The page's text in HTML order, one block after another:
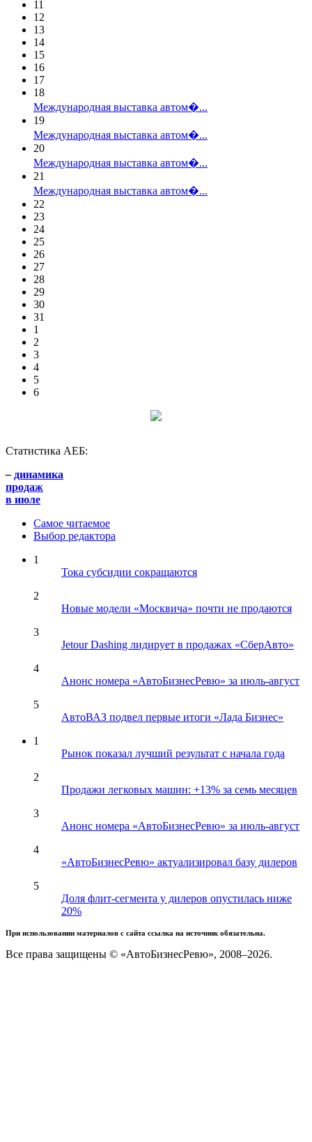
11
12
13
14
15
16
17
18
Международная выставка автом�...
19
Международная выставка автом�...
20
Международная выставка автом�...
21
Международная выставка автом�...
22
23
24
25
26
27
28
29
30
31
1
2
3
4
5
6
Статистика АЕБ:
– динамика
продаж
в июле
Самое читаемое
Выбор редактора
1
Тока субсидии сокращаются
2
Новые модели «Москвича» почти не продаются
3
Jetour Dashing лидирует в продажах «СберАвто»
4
Анонс номера «АвтоБизнесРевю» за июль-август
5
АвтоВАЗ подвел первые итоги «Лада Бизнес»
1
Рынок показал лучший результат с начала года
2
Продажи легковых машин: +13% за семь месяцев
3
Анонс номера «АвтоБизнесРевю» за июль-август
4
«АвтоБизнесРевю» актуализировал базу дилеров
5
Доля флит-сегмента у дилеров опустилась ниже
20%
При использовании материалов с сайта ссылка на источник обязательна.
Все права защищены © «АвтоБизнесРевю», 2008–2026.